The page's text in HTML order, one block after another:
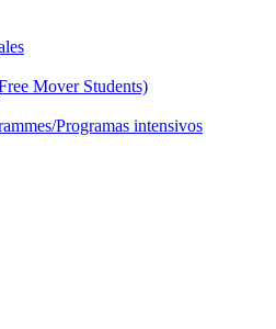
Mover Students)
Programas intensivos